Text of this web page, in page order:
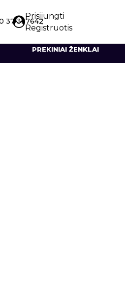
Prisijungti
Registruotis
37 337642
PREKINIAI ŽENKLAI